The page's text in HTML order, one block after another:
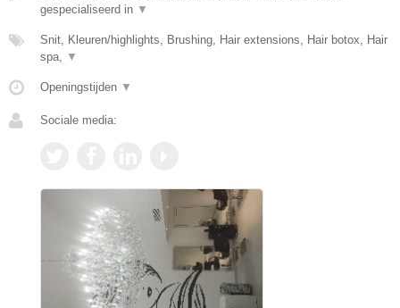
gespecialiseerd in ▼
Snit, Kleuren/highlights, Brushing, Hair extensions, Hair botox, Hair
spa, ▼
Openingstijden ▼
Sociale media: